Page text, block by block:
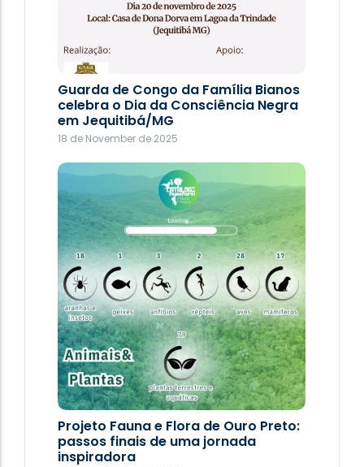
Guarda de Congo da Família Bianos
celebra o Dia da Consciência Negra
em Jequitibá/MG
18 de November de 2025
Projeto Fauna e Flora de Ouro Preto:
passos finais de uma jornada
inspiradora
Evolução sobre a atuação em áreas
degradadas
9 de September de 2025